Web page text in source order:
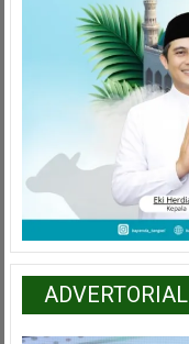
ADVERTORIAL